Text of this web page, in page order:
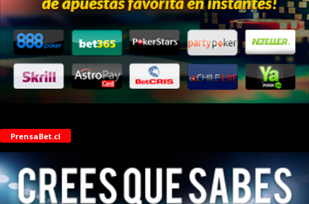
PrensaBet.cl